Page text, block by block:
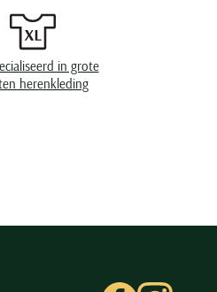
in grote
herenkleding